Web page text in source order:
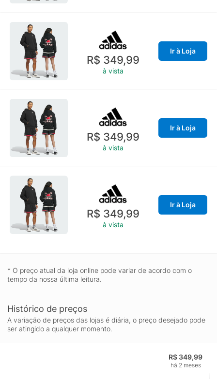
R$ 349,99
à vista
Ir à Loja
R$ 349,99
à vista
Ir à Loja
R$ 349,99
à vista
Ir à Loja
* O preço atual da loja online pode variar de acordo com o
tempo da nossa última leitura.
Histórico de preços
A variação de preços das lojas é diária, o preço desejado pode
ser atingido a qualquer momento.
R$ 349,99
há 2 meses